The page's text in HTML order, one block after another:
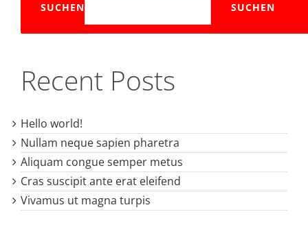
SUCHEN SUCHEN
Recent Posts
Hello world!
Nullam neque sapien pharetra
Aliquam congue semper metus
Cras suscipit ante erat eleifend
Vivamus ut magna turpis